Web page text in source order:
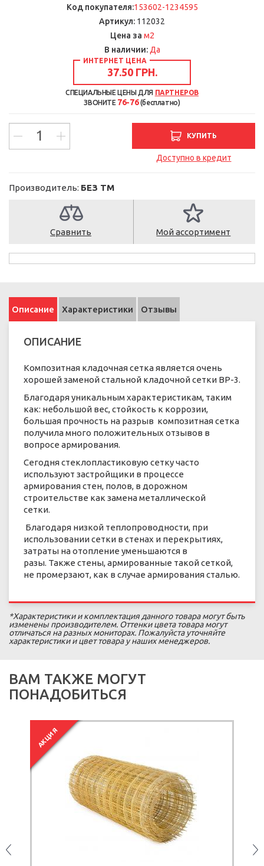
Код покупателя:153602-1234595
Артикул: 112032
Цена за м2
В наличии: Да
ИНТЕРНЕТ ЦЕНА
37.50 ГРН.
СПЕЦИАЛЬНЫЕ ЦЕНЫ ДЛЯ ПАРТНЕРОВ
ЗВОНИТЕ 76-76(бесплатно)
КУПИТЬ
Доступно в кредит
Производитель: БЕЗ ТМ
Сравнить Мой ассортимент
Описание Характеристики Отзывы
ОПИСАНИЕ
Композитная кладочная сетка является очень
хорошей заменой стальной кладочной сетки ВР-3.
Благодаря уникальным характеристикам, таким
как: небольшой вес, стойкость к коррозии,
большая прочность на разрыв композитная сетка
получила много положительных отзывов в
вопросе армирования.
Сегодня стеклопластиковую сетку часто
используют застройщики в процессе
армирования стен, полов, в дорожном
строительстве как замена металлической
сетки.
Благодаря низкой теплопроводности, при
использовании сетки в стенах и перекрытиях,
затраты на отопление уменьшаются в
разы. Также стены, армированные такой сеткой,
не промерзают, как в случае армирования сталью.
*Характеристики и комплектация данного товара могут быть
изменены производителем. Оттенки цвета товара могут
отличаться на разных мониторах. Пожалуйста уточняйте
характеристики и цвет товара у наших менеджеров.
ВАМ ТАКЖЕ МОГУТ
ПОНАДОБИТЬСЯ
АКЦИЯ